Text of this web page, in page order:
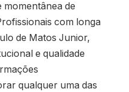
de
com longa
de Matos Junior,
e qualidade
qualquer uma das